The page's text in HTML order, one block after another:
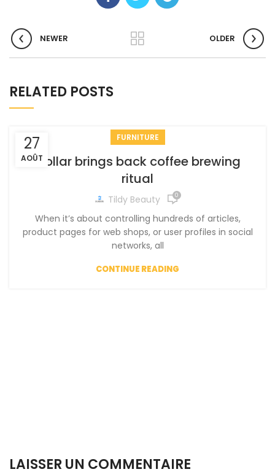
NEWER OLDER
RELATED POSTS
27
AOÛT
FURNITURE
Collar brings back coffee brewing
ritual
Tildy Beauty 0
When it’s about controlling hundreds of articles,
product pages for web shops, or user profiles in social
networks, all
CONTINUE READING
LAISSER UN COMMENTAIRE